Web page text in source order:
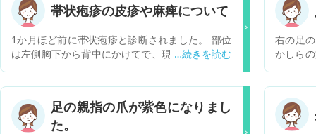
帯状疱疹の皮疹や麻痺について
1か月ほど前に帯状疱疹と診断されました。 部位
は左側胸下から背中にかけてで、現在皮疹部分に
ール錠、トコフェロールニコチン酸エステルカプ
セル、アデホスコーワ腸溶錠、カロナールを服用
しています。 お聞きしたいことですが、 1.麻痺
右の足
かしら
足の親指の爪が紫色になりまし
た。